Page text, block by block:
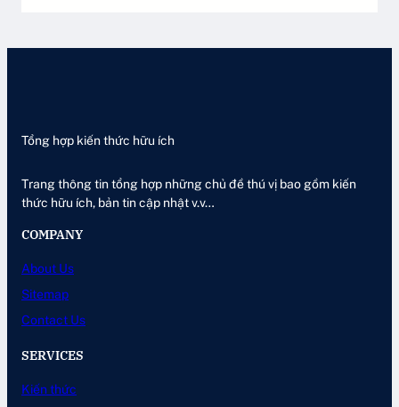
Tổng hợp kiến thức hữu ích
Trang thông tin tổng hợp những chủ đề thú vị bao gồm kiến
thức hữu ích, bản tin cập nhật v.v…
COMPANY
About Us
Sitemap
Contact Us
SERVICES
Kiến thức